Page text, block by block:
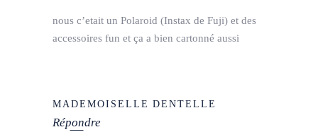
nous c’etait un Polaroid (Instax de Fuji) et des
accessoires fun et ça a bien cartonné aussi
MADEMOISELLE DENTELLE
Répondre